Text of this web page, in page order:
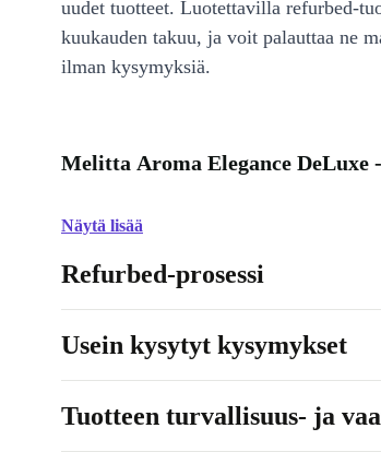
uudet tuotteet. Luotettavilla refurbed-
kuukauden takuu, ja voit palauttaa ne
ilman kysymyksiä.
Melitta Aroma Elegance
Näytä lisää
Refurbed-prosessi
Usein kysytyt kysymykset
Tuotteen turvallisuus- ja